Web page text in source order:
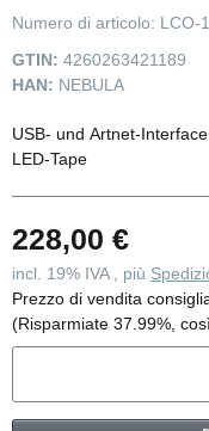
Numero di articolo: LCO-
GTIN: 4260263421189
HAN: NEBULA
USB- und Artnet-
LED-Tape
228,00 €
incl. 19% IVA , più
Prezzo di vendita
(Risparmiate 37.99%, così